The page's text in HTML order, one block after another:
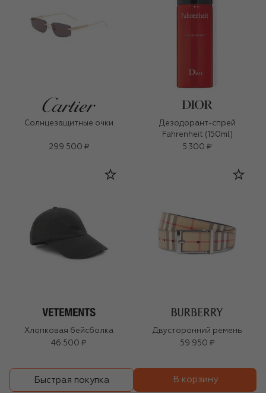
Солнцезащитные очки
299 500 ₽
Дезодорант-спрей
Fahrenheit (150ml)
5 300 ₽
Хлопковая бейсболка
46 500 ₽
Двусторонний ремень
59 950 ₽
Быстрая покупка В корзину